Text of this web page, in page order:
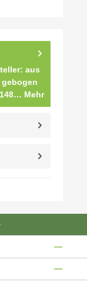
aus
gebogen
Mehr